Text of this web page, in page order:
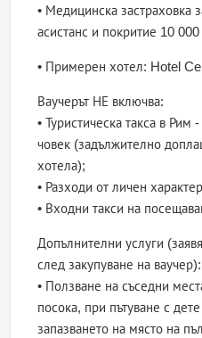
• Медицинска застраховка
асистанс и покритие 10
• Примерен хотел: Hotel
Ваучерът НЕ включва:
• Туристическа такса в
човек (задължително
хотела);
• Разходи от личен
• Входни такси на
Допълнителни услуги
след закупуване на ваучер):
• Ползване на съседни
посока, при пътуване с
запазването на място на